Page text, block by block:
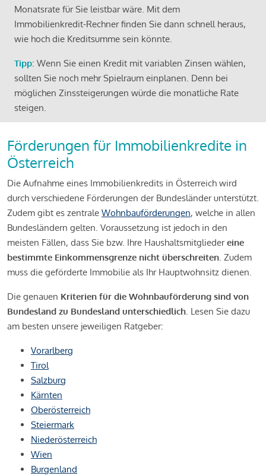
Monatsrate für Sie leistbar wäre. Mit dem
Immobilienkredit-Rechner finden Sie dann schnell heraus,
wie hoch die Kreditsumme sein könnte.
Tipp: Wenn Sie einen Kredit mit variablen Zinsen wählen,
sollten Sie noch mehr Spielraum einplanen. Denn bei
möglichen Zinssteigerungen würde die monatliche Rate
steigen.
Förderungen für Immobilienkredite in
Österreich
Die Aufnahme eines Immobilienkredits in Österreich wird
durch verschiedene Förderungen der Bundesländer unterstützt.
Zudem gibt es zentrale Wohnbauförderungen, welche in allen
Bundesländern gelten. Voraussetzung ist jedoch in den
meisten Fällen, dass Sie bzw. Ihre Haushaltsmitgliedereine
bestimmte Einkommensgrenze nicht überschreiten. Zudem
muss die geförderte Immobilie als Ihr Hauptwohnsitz dienen.
Die genauen Kriterien für die Wohnbauförderung sind von
Bundesland zu Bundesland unterschiedlich. Lesen Sie dazu
am besten unsere jeweiligen Ratgeber:
Vorarlberg
Tirol
Salzburg
Kärnten
Oberösterreich
Steiermark
Niederösterreich
Wien
Burgenland